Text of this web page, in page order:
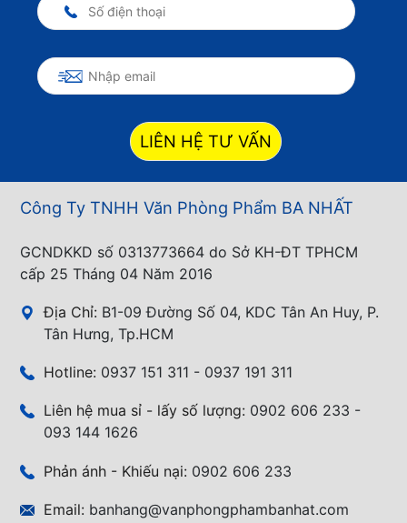
LIÊN HỆ TƯ VẤN
Công Ty TNHH Văn Phòng Phẩm BA NHẤT
GCNDKKD số 0313773664 do Sở KH-ĐT TPHCM
cấp 25 Tháng 04 Năm 2016
Địa Chỉ: B1-09 Đường Số 04, KDC Tân An Huy, P.
Tân Hưng, Tp.HCM
Hotline: 0937 151 311 - 0937 191 311
Liên hệ mua sỉ - lấy số lượng: 0902 606 233 -
093 144 1626
Phản ánh - Khiếu nại: 0902 606 233
Email: banhang@vanphongphambanhat.com